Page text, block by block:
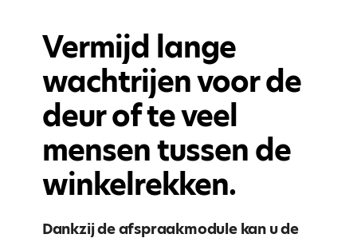
Vermijd lange
wachtrijen voor de
deur of te veel
mensen tussen de
winkelrekken.
Dankzij de afspraakmodule kan u de